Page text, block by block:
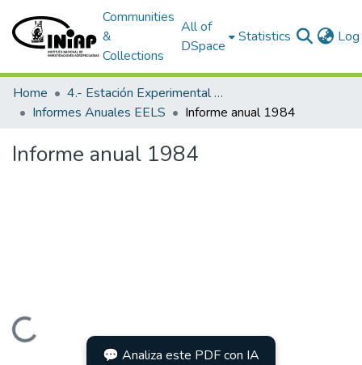
Communities
&
Collections
All of
DSpace
Statistics
Home
4.- Estación Experimental Litoral Sur
Informes Anuales EELS
Informe anual 1984
Informe anual 1984
Loading... 💬 Analiza este PDF con IA